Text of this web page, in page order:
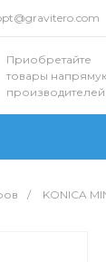
Приобретайте
товары
производителей
/ KONICA